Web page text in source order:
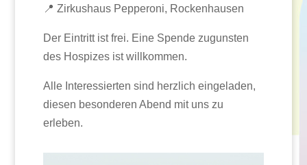
📍 Zirkushaus Pepperoni, Rockenhausen
Der Eintritt ist frei. Eine Spende zugunsten
des Hospizes ist willkommen.
Alle Interessierten sind herzlich eingeladen,
diesen besonderen Abend mit uns zu
erleben.